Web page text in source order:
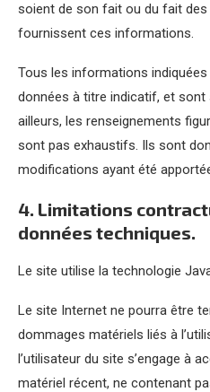
soient de son fait ou du fait des
fournissent ces informations.
Tous les informations
données à titre indicatif, et sont
ailleurs, les renseignements
sont pas exhaustifs. Ils sont
modifications ayant été
4. Limitations
données techniques.
Le site utilise la technologie
Le site Internet ne pourra être
dommages matériels liés à
l’utilisateur du site s’engage à
matériel récent, ne contenant